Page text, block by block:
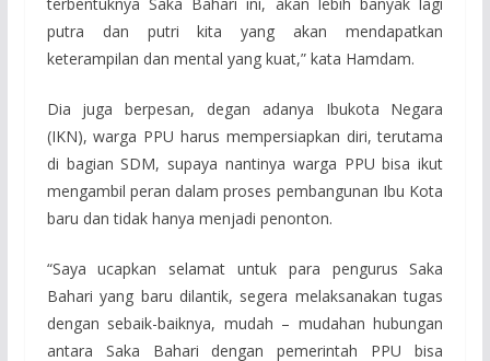
terbentuknya Saka Bahari ini, akan lebih banyak lagi
putra dan putri kita yang akan mendapatkan
keterampilan dan mental yang kuat,” kata Hamdam.
Dia juga berpesan, degan adanya Ibukota Negara
(IKN), warga PPU harus mempersiapkan diri, terutama
di bagian SDM, supaya nantinya warga PPU bisa ikut
mengambil peran dalam proses pembangunan Ibu Kota
baru dan tidak hanya menjadi penonton.
“Saya ucapkan selamat untuk para pengurus Saka
Bahari yang baru dilantik, segera melaksanakan tugas
dengan sebaik-baiknya, mudah – mudahan hubungan
antara Saka Bahari dengan pemerintah PPU bisa